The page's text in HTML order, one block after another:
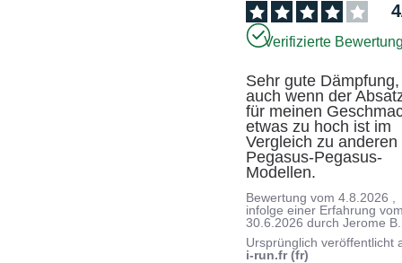
4
Verifizierte
Sehr gute Dämpfung,
auch wenn der
für meinen
etwas zu hoch ist im
Vergleich zu anderen
Pegasus-Pegasus-
Modellen.
Bewertung vom4.8.2026
infolge einer Erfahrung
30.6.2026 durchJerome B.
Ursprünglich veröffentlicht
i-run.fr (fr)